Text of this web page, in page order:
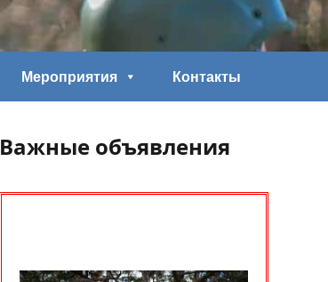
Мероприятия Контакты
Важные объявления